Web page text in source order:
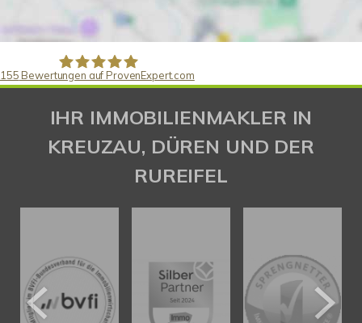
Gaspar Immobilienberatung
155 Bewertungen auf ProvenExpert.com
IHR IMMOBILIENMAKLER IN
KREUZAU, DÜREN UND DER
RUREIFEL